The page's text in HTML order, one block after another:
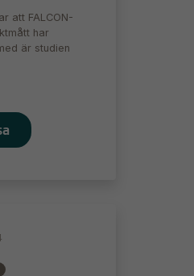
att FALCON-
har
är studien